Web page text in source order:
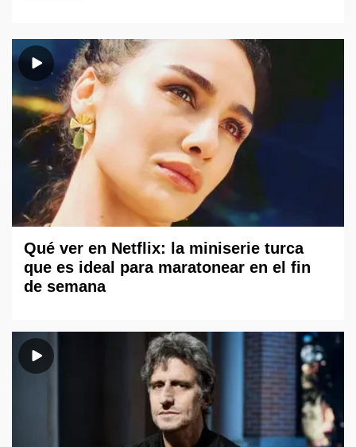
Qué ver en Netflix: la miniserie turca
que es ideal para maratonear en el fin
de semana